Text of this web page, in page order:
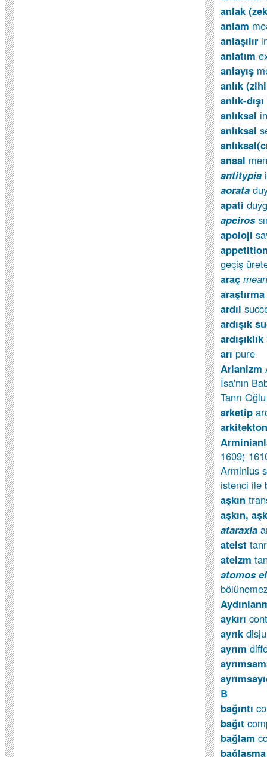
anlak
anlam
anlaşılır
anlatım
anlayış
anlık
anlık-dışı
anlıksal
anlıksal
ansal
antitypia
aorata
apati
apeiros
apoloji
geçiş
araç
araştırma
ardıl
ardışık
ardışıklık
arı pure
Arianizm
İsa'nın
Tanrı
arketip
1609)
Arminius
istenci ile
aşkın
aşkın,
ataraxia
ateist
ateizm
atomos
aykırı
ayrık
ayrım
B
bağıntı
bağıt
bağlam